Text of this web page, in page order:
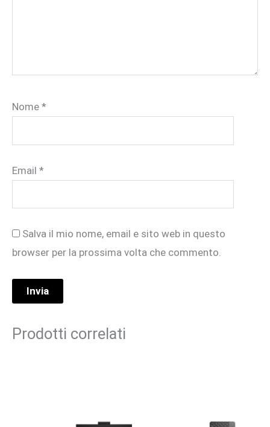
Nome *
Email *
Salva il mio nome, email e sito web in questo
browser per la prossima volta che commento.
Prodotti correlati